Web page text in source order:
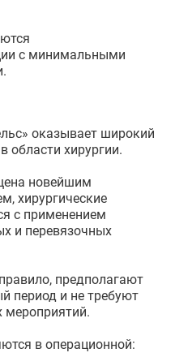
с минимальными
оказывает широкий
области хирургии.
новейшим
хирургические
с применением
и перевязочных
предполагают
период и не требуют
мероприятий.
в операционной: